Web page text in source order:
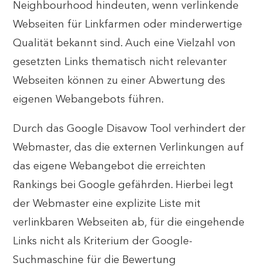
Neighbourhood hindeuten, wenn verlinkende
Webseiten für Linkfarmen oder minderwertige
Qualität bekannt sind. Auch eine Vielzahl von
gesetzten Links thematisch nicht relevanter
Webseiten können zu einer Abwertung des
eigenen Webangebots führen.
Durch das Google Disavow Tool verhindert der
Webmaster, das die externen Verlinkungen auf
das eigene Webangebot die erreichten
Rankings bei Google gefährden. Hierbei legt
der Webmaster eine explizite Liste mit
verlinkbaren Webseiten ab, für die eingehende
Links nicht als Kriterium der Google-
Suchmaschine für die Bewertung